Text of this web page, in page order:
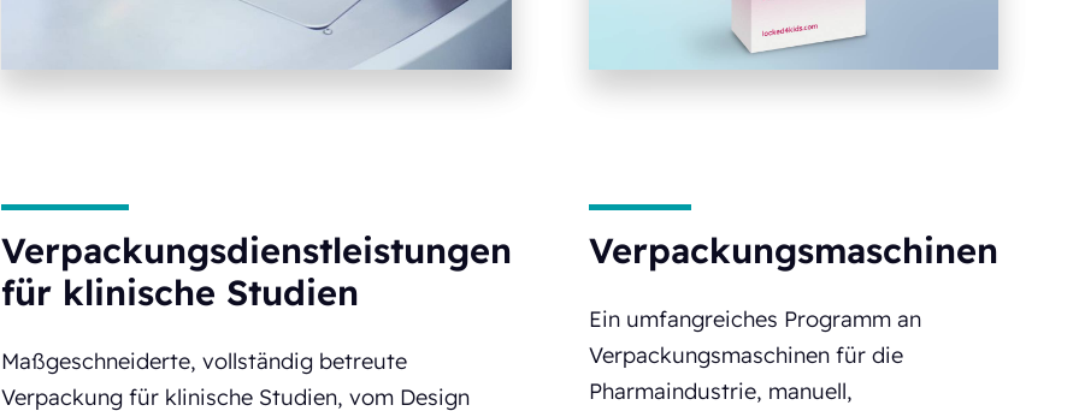
Verpackungsdienstleistungen
für klinische Studien
Maßgeschneiderte, vollständig betreute
Verpackung für klinische Studien, vom Design
Verpackungsmaschinen
Ein umfangreiches Programm an
Verpackungsmaschinen für die
Pharmaindustrie, manuell,